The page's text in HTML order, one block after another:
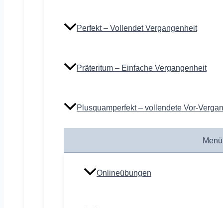
Perfekt – Vollendet Vergangenheit
Präteritum – Einfache Vergangenheit
Plusquamperfekt – vollendete Vor-
Onlineübungen